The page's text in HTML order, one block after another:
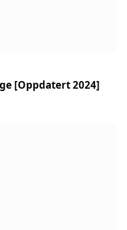
[Oppdatert 2024]